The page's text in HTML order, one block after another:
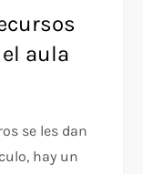
aula
se les dan
hay un